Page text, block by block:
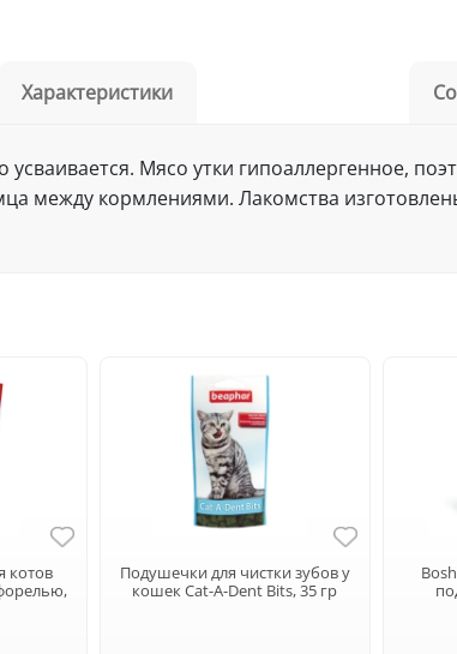
Характеристики
Мясо утки гипоаллергенное,
между кормлениями. Лакомства
котов
Подушечки для чистки зубов у
кошек Cat-A-Dent Bits, 35 гр